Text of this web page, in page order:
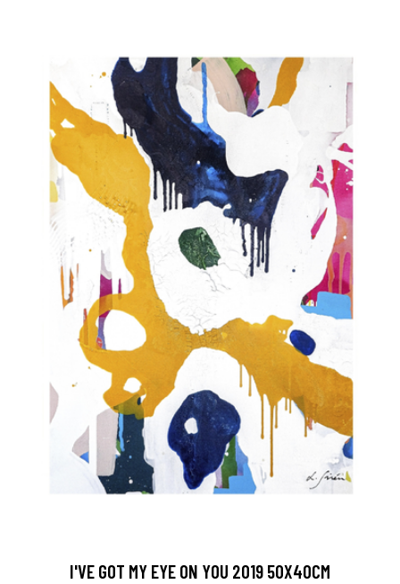
I'VE GOT MY EYE ON YOU 2019 50X40CM